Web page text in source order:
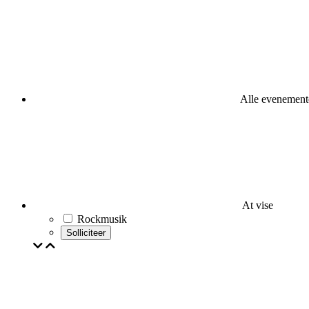
Alle
At vise
Rockmusik
Solliciteer